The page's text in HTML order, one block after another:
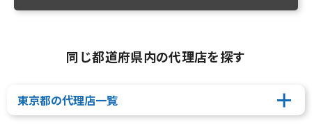
同じ都道府県内の代理店を探す
東京都の代理店一覧